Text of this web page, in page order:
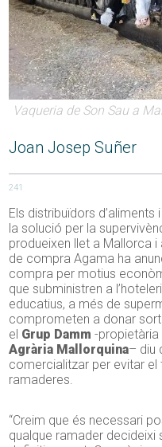
Vaqueria de Son Sau a
Joan Josep Suñer
241
Els distribuïdors
la solució per la
produeixen llet a Mallorca
de compra Agama ha
compra per motius
que subministren a
educatius, a més de
comprometen a donar
el Grup Damm -propietària
Agrària Mallorquina– diu
comercialitzar per evitar
ramaderes.
“Creim que és necessari
qualque ramader